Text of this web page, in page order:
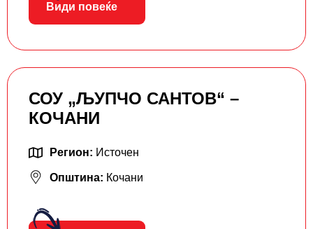
Види повеќе
СОУ „ЉУПЧО САНТОВ“ –
КОЧАНИ
Регион: Источен
Општина: Кочани